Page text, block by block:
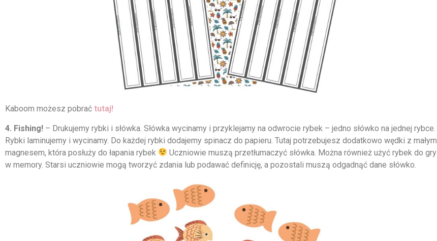
Kaboom możesz pobrać tutaj!
4. Fishing! – Drukujemy rybki i słówka. Słówka wycinamy i przyklejamy na odwrocie rybek – jedno słówko na jednej rybce.
Rybki laminujemy i wycinamy. Do każdej rybki dodajemy spinacz do papieru. Tutaj potrzebujesz dodatkowo wędki z małym
magnesem, która posłuży do łapania rybek
Uczniowie muszą przetłumaczyć słówka. Można również użyć rybek do gry
w memory. Starsi uczniowie mogą tworzyć zdania lub podawać definicję, a pozostali muszą odgadnąć dane słówko.